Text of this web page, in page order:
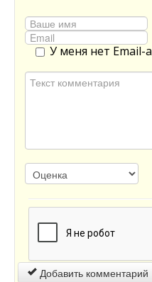
У меня нет Email-а
Добавить комментарий